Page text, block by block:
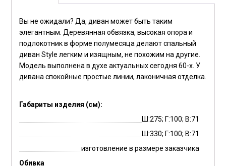
Вы не ожидали? Да, диван может быть таким
элегантным. Деревянная обвязка, высокая опора и
подлокотник в форме полумесяца делают спальный
диван Style легким и изящным, не похожим на другие.
Модель выполнена в духе актуальных сегодня 60-х. У
дивана спокойные простые линии, лаконичная отделка.
Габариты изделия (см):
Ш:275; Г:100; В:71
Ш:330; Г:100; В:71
изготовление в размере заказчика
Обивка